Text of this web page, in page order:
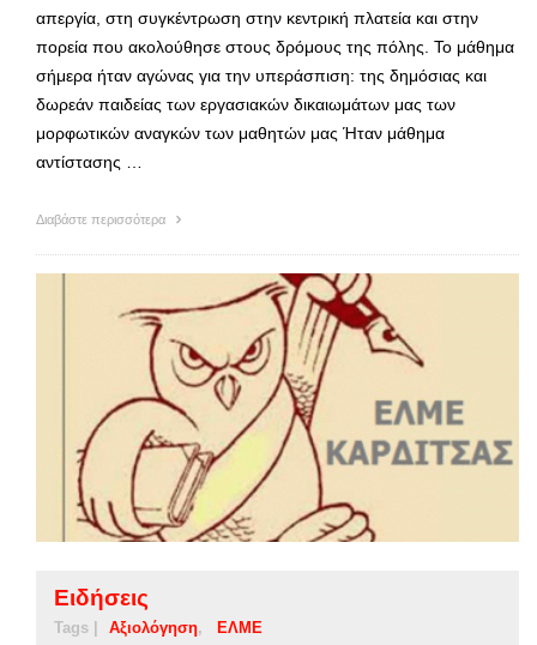
απεργία, στη συγκέντρωση στην κεντρική πλατεία και στην
πορεία που ακολούθησε στους δρόμους της πόλης. Το μάθημα
σήμερα ήταν αγώνας για την υπεράσπιση: της δημόσιας και
δωρεάν παιδείας των εργασιακών δικαιωμάτων μας των
μορφωτικών αναγκών των μαθητών μας Ήταν μάθημα
αντίστασης …
Διαβάστε περισσότερα
Ειδήσεις
Tags | Αξιολόγηση ΕΛΜΕ